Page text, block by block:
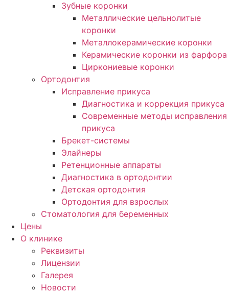
Зубные коронки
Металлические цельнолитые
коронки
Металлокерамические коронки
Керамические коронки из фарфора
Циркониевые коронки
Ортодонтия
Исправление прикуса
Диагностика и коррекция прикуса
Современные методы исправления
прикуса
Брекет-системы
Элайнеры
Ретенционные аппараты
Диагностика в ортодонтии
Детская ортодонтия
Ортодонтия для взрослых
Стоматология для беременных
Цены
О клинике
Реквизиты
Лицензии
Галерея
Новости